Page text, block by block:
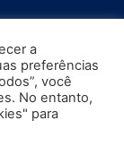
Cookies
a
preferências
você
No entanto,
para